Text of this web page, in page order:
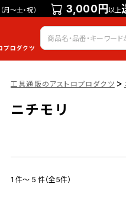
（月～土・祝） 3,000円以上
会
工具通販のアストロプロダクツ >
ニチモリ
1 件～ 5 件（全5件）